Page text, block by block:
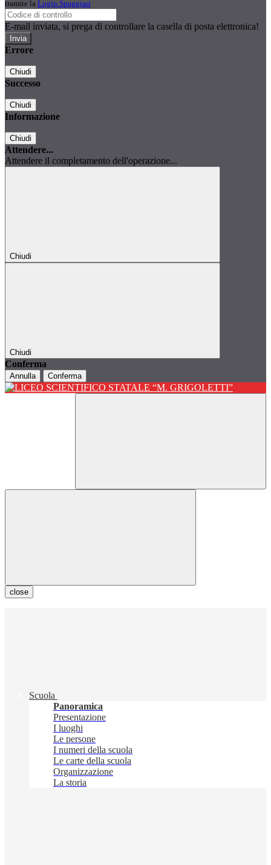
tramite la Login Spaggiari
E-mail inviata, si prega di controllare la casella di posta elettronica!
Errore
Chiudi
Successo
Chiudi
Informazione
Chiudi
Attendere...
Attendere il completamento dell'operazione...
Chiudi
Chiudi
Conferma
Annulla Conferma
close
Scuola
Panoramica
Presentazione
I luoghi
Le persone
I numeri della scuola
Le carte della scuola
Organizzazione
La storia